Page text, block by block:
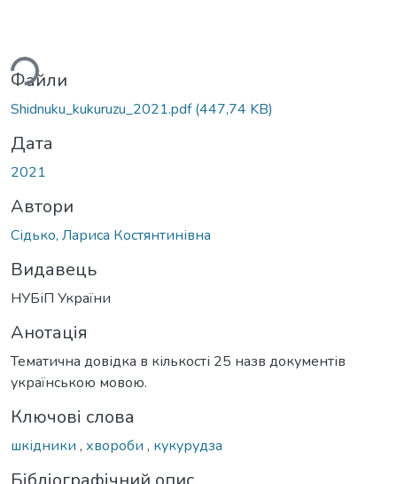
Файли
Shidnuku_kukuruzu_2021.pdf(447,74 KB)
Дата
2021
Автори
Сідько, Лариса Костянтинівна
Видавець
НУБіП України
Анотація
Тематична довідка в кількості 25 назв документів
українською мовою.
Ключові слова
шкідники , хвороби , кукурудза